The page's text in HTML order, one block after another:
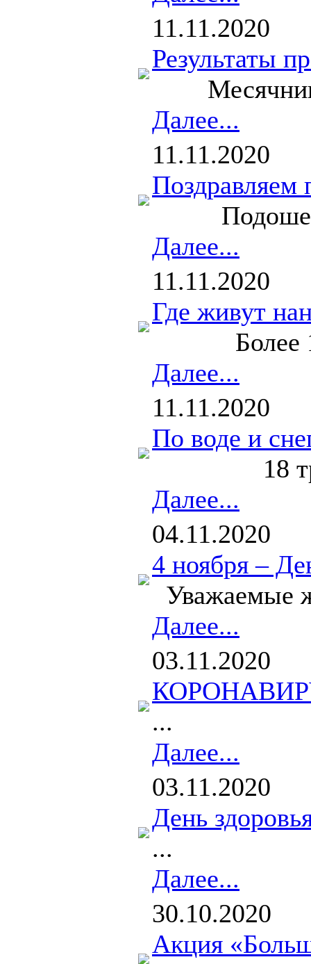
11.11.2020
Результаты
Месячник
Далее...
11.11.2020
Поздравляем
Подошел к
Далее...
11.11.2020
Где живут
Более 1,5
Далее...
11.11.2020
По воде и
18
Далее...
04.11.2020
4 ноября –
Уважаемые
Далее...
03.11.2020
...
Далее...
03.11.2020
День
...
Далее...
30.10.2020
Акция